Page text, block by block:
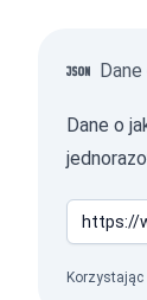
Dane o